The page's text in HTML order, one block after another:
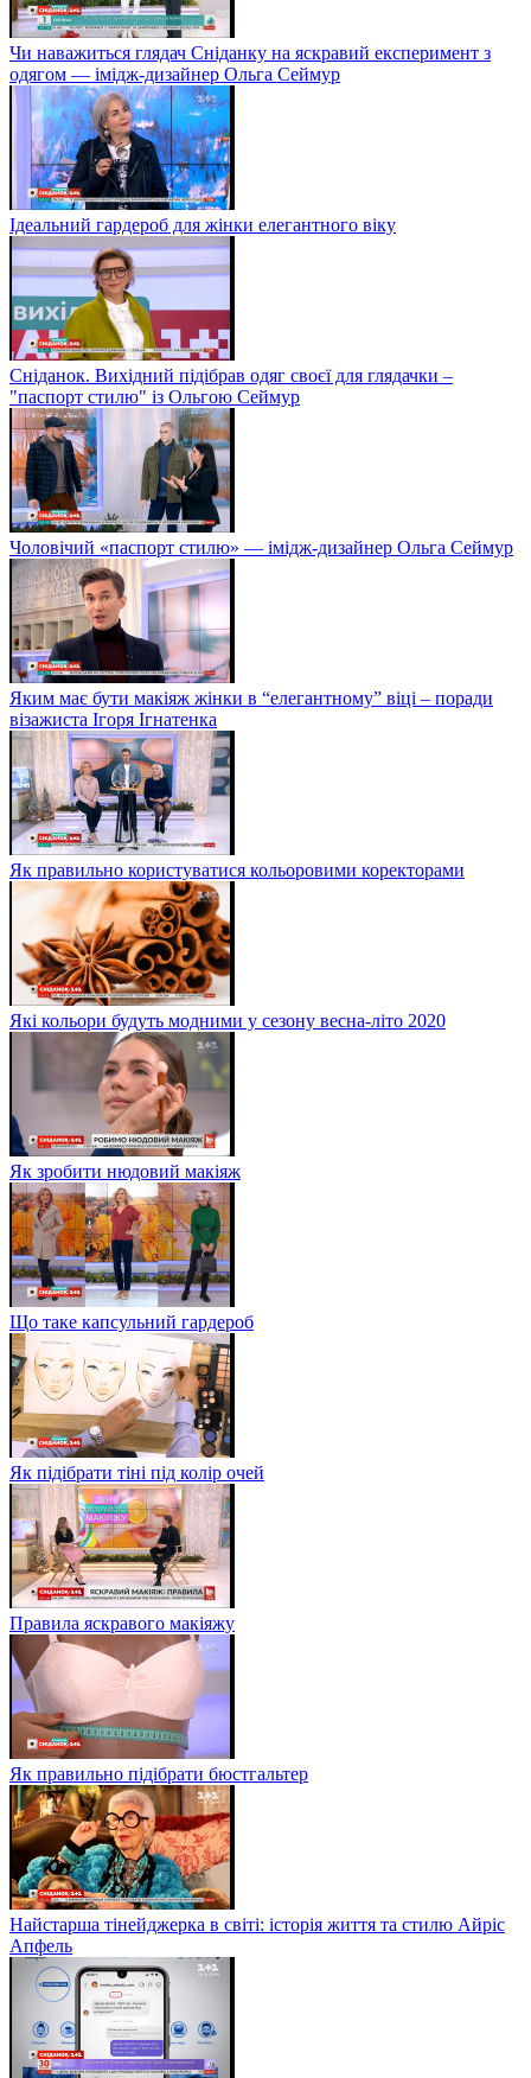
Чи наважиться глядач Сніданку на яскравий експеримент з
одягом — імідж-дизайнер Ольга Сеймур
Ідеальний гардероб для жінки елегантного віку
Сніданок. Вихідний підібрав одяг своєї для глядачки –
"паспорт стилю" із Ольгою Сеймур
Чоловічий «паспорт стилю» — імідж-дизайнер Ольга Сеймур
Яким має бути макіяж жінки в “елегантному” віці – поради
візажиста Ігоря Ігнатенка
Як правильно користуватися кольоровими коректорами
Які кольори будуть модними у сезону весна-літо 2020
Як зробити нюдовий макіяж
Що таке капсульний гардероб
Як підібрати тіні під колір очей
Правила яскравого макіяжу
Як правильно підібрати бюстгальтер
Найстарша тінейджерка в світі: історія життя та стилю Айріс
Апфель